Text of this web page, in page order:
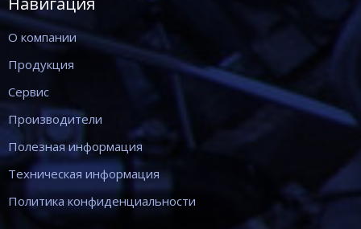
О компании
Продукция
Сервис
Производители
Полезная информация
Техническая информация
Политика конфиденциальности